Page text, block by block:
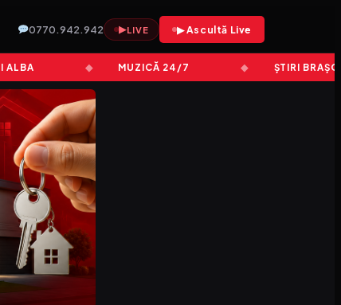
0770.942.942 ▶LIVE ▶ Ascultă Live
MUZICĂ 24/7 ȘTIRI BRAȘOV